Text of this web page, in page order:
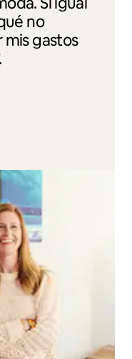
no
gastos